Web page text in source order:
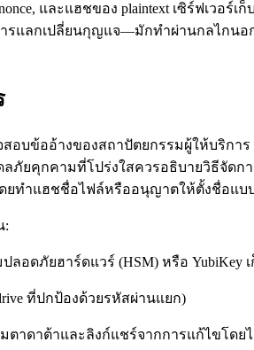
และแฮชของ plaintext เซิร์ฟเว
กเปลี่ยนกุญแจ—มักทำผ่านกลไกนอกแ
จสอบข้ออ้างของสถาปัตยกรรมผู้ให้บ
ภัยคุกคามที่โปร่งใสควรอธิบายวิธีจัด
ยทำแฮชชื่อไฟล์หรืออนุญาตให้ตั้งชื่อแ
:
อดภัยฮาร์ดแวร์ (HSM) หรือ YubiKey
ที่ปกป้องด้วยรหัสผ่านแยก)
าดาต้าและลิงก์แชร์จากการแก้ไขโดย